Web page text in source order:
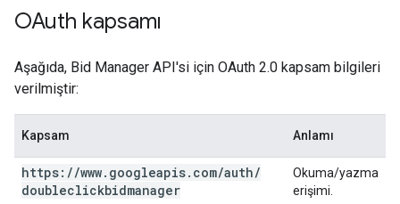
OAuth kapsamı
Aşağıda, Bid Manager API'si için OAuth 2.0 kapsam bilgileri
verilmiştir:
Kapsam Anlamı
https: //www. googleapis. com/auth/
doubleclickbidmanager
Okuma/yazma
erişimi.